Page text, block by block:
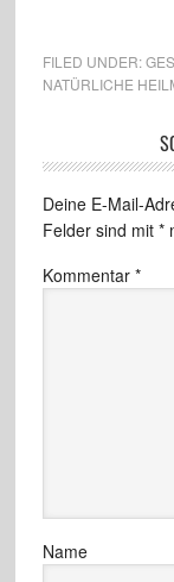
FILED UNDER:
NATÜRLICHE
Deine E-Mail-
Felder sind mit *
Kommentar *
Name